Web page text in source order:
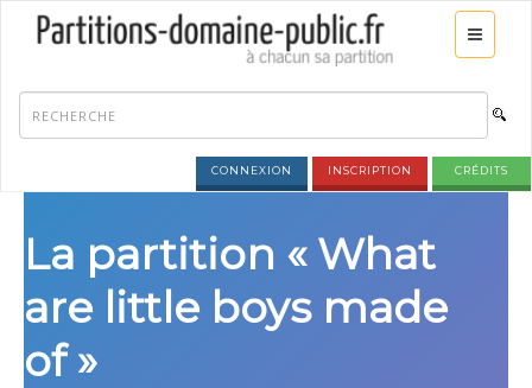
CONNEXION INSCRIPTION CRÉDITS
La partition « What
are little boys made
of »